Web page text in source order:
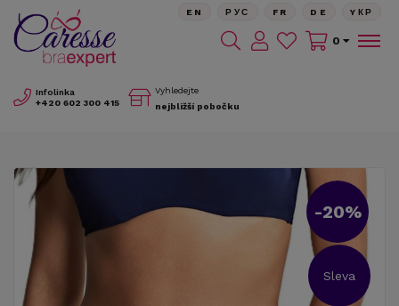
Infolinka
+420 602 300 415
Vyhledejte
nejbližší pobočku
EN РУС FR DE YКР
0
-20%
Sleva